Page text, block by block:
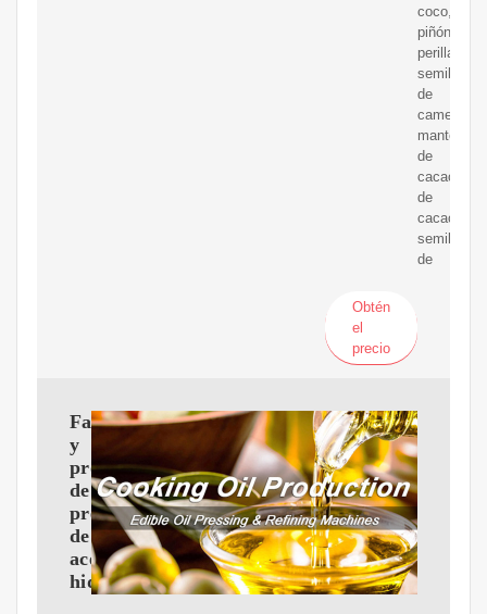
coco,
piñón,
perilla,
semilla
de
camelia,
manteca
de
cacao/
de
cacao,
semilla
de
Obtén
el
precio
Fabricantes
y
proveedores
de
prensas
de
aceite
hidráulicas